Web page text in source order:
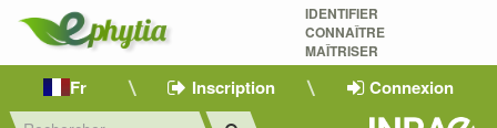
IDENTIFIER
CONNAÎTRE
MAÎTRISER
Fr Inscription Connexion